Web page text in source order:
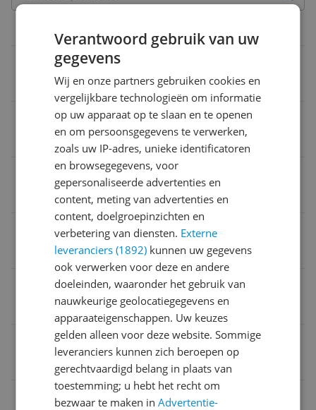
Verpakking
Verpakkingsinhoud
Verpakking hoogte
Verpakking breedte
Verpakking lengte
Taal handleiding
Universeel
Verpakking hoogte
0804993578894
Algemene kenmerken
Verantwoord gebruik van uw
gegevens
Wij en onze partners gebruiken cookies en
vergelijkbare technologieën om informatie
op uw apparaat op te slaan en te openen
en om persoonsgegevens te verwerken,
zoals uw IP-adres, unieke identificatoren
en browsegegevens, voor
gepersonaliseerde advertenties en
content, meting van advertenties en
content, doelgroepinzichten en
verbetering van diensten. Externe
leveranciers (1892) kunnen uw gegevens
ook verwerken voor deze en andere
doeleinden, waaronder het gebruik van
nauwkeurige geolocatiegegevens en
apparaateigenschappen. Uw keuzes
gelden alleen voor deze website. Sommige
leveranciers kunnen zich beroepen op
gerechtvaardigd belang in plaats van
toestemming; u hebt het recht om
bezwaar te maken inAdvertentie-